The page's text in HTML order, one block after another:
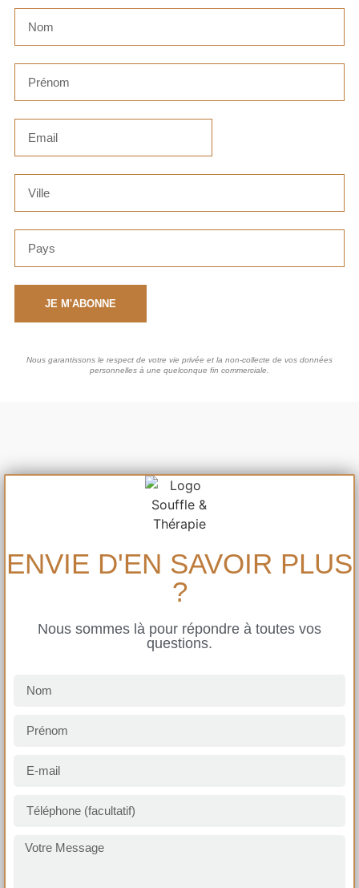
JE M'ABONNE
Nous garantissons le respect de votre vie privée et la non-collecte de vos données
personnelles à une quelconque fin commerciale.
ENVIE D'EN SAVOIR PLUS
?
Nous sommes là pour répondre à toutes vos
questions.